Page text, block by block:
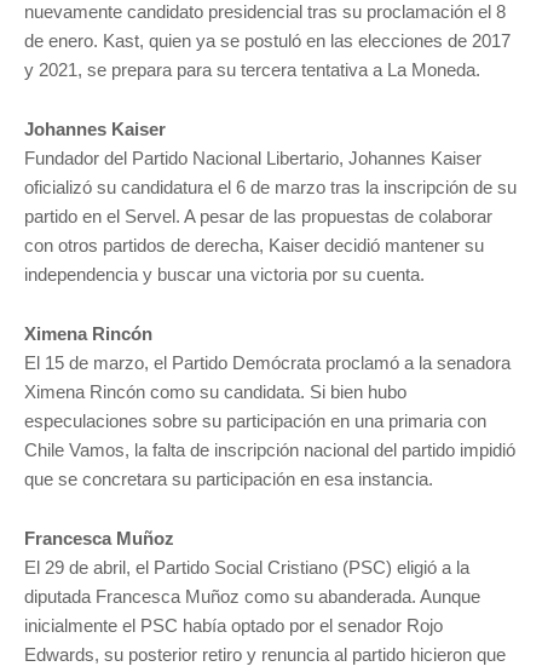
nuevamente candidato presidencial tras su proclamación el 8
de enero. Kast, quien ya se postuló en las elecciones de 2017
y 2021, se prepara para su tercera tentativa a La Moneda.
Johannes Kaiser
Fundador del Partido Nacional Libertario, Johannes Kaiser
oficializó su candidatura el 6 de marzo tras la inscripción de su
partido en el Servel. A pesar de las propuestas de colaborar
con otros partidos de derecha, Kaiser decidió mantener su
independencia y buscar una victoria por su cuenta.
Ximena Rincón
El 15 de marzo, el Partido Demócrata proclamó a la senadora
Ximena Rincón como su candidata. Si bien hubo
especulaciones sobre su participación en una primaria con
Chile Vamos, la falta de inscripción nacional del partido impidió
que se concretara su participación en esa instancia.
Francesca Muñoz
El 29 de abril, el Partido Social Cristiano (PSC) eligió a la
diputada Francesca Muñoz como su abanderada. Aunque
inicialmente el PSC había optado por el senador Rojo
Edwards, su posterior retiro y renuncia al partido hicieron que